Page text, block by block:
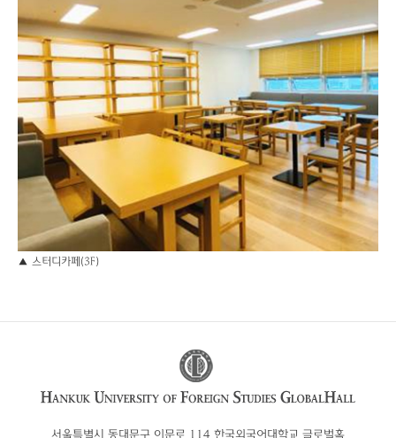
▲ 스터디카페(3F)
서울특별시 동대문구 이문로 114 한국외국어대학교 글로벌홀